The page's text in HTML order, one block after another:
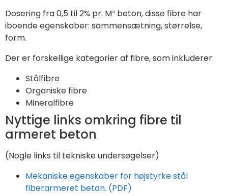
Dosering fra 0,5 til 2% pr. M³ beton, disse fibre har
iboende egenskaber: sammensætning, størrelse,
form.
Der er forskellige kategorier af fibre, som inkluderer:
Stålfibre
Organiske fibre
Mineralfibre
Nyttige links omkring fibre til
armeret beton
(Nogle links til tekniske undersøgelser)
Mekaniske egenskaber for højstyrke stål
fiberarmeret beton. (PDF)